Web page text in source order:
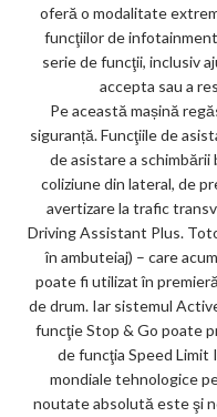
oferă o modalitate
funcţiilor de
serie de funcţii, inclusiv
accepta sau a
Pe această mașină
siguranță. Funcţiile de
de asistare a schimbării
coliziune din lateral, de
avertizare la trafic
Driving Assistant Plus.
în ambuteiaj) – care
poate fi utilizat în
de drum. Iar sistemul
funcţie Stop & Go poate
de funcţia Speed
mondiale tehnologice
noutate absolută este şi